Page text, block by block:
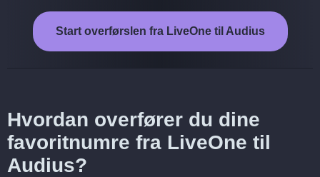
Start overførslen fra LiveOne til Audius
Hvordan overfører du dine
favoritnumre fra LiveOne til
Audius?